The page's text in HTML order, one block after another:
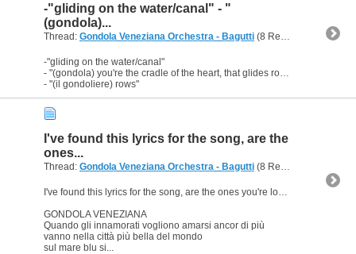
-"gliding on the water/canal" - "
(gondola)...
Thread: Gondola Veneziana Orchestra - Bagutti (8 Replies, 11,278 Views) by
-"gliding on the water/canal"
- "(gondola) you're the cradle of the heart, that glides rocking gently"
- "(il gondoliere) rows"
I've found this lyrics for the song, are the
ones...
Thread: Gondola Veneziana Orchestra - Bagutti (8 Replies, 11,278 Views) by
I've found this lyrics for the song, are the ones you're looking for?
GONDOLA VENEZIANA
Quando gli innamorati vogliono amarsi ancor di più
vanno nella città più bella del mondo
sul mare blu si...